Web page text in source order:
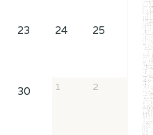
23 24 25
30 1 2